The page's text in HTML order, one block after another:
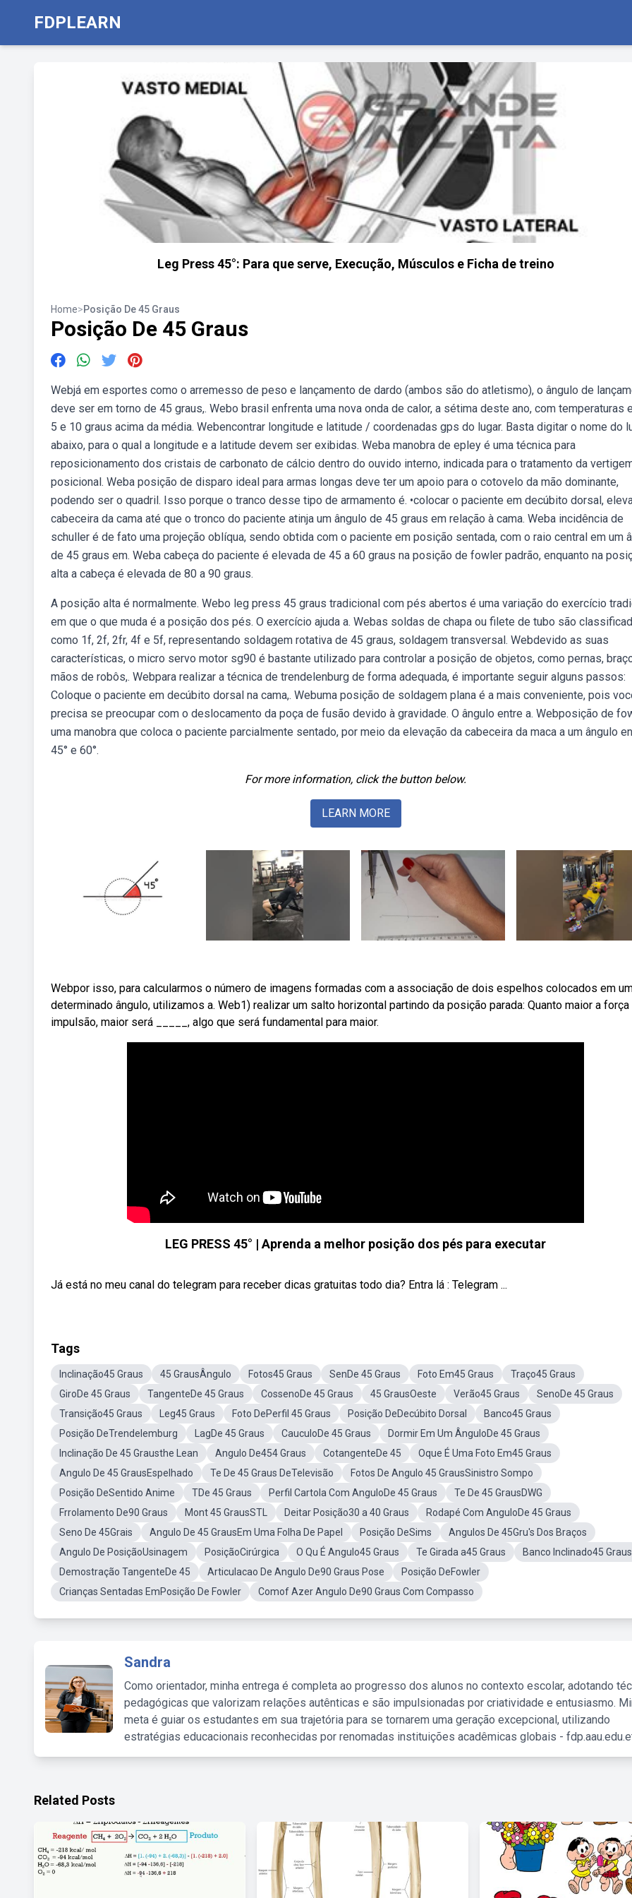
FDPLEARN
Leg Press 45°: Para que serve, Execução, Músculos e Ficha de treino
Home>Posição De 45 Graus
Posição De 45 Graus
Webjá em esportes como o arremesso de peso e lançamento de dardo (ambos são do atletismo), o ângulo de
deve ser em torno de 45 graus,. Webo brasil enfrenta uma nova onda de calor, a sétima deste ano, com temperaturas
5 e 10 graus acima da média. Webencontrar longitude e latitude / coordenadas gps do lugar. Basta digitar o nome do
abaixo, para o qual a longitude e a latitude devem ser exibidas. Weba manobra de epley é uma técnica para
reposicionamento dos cristais de carbonato de cálcio dentro do ouvido interno, indicada para o tratamento da
posicional. Weba posição de disparo ideal para armas longas deve ter um apoio para o cotovelo da mão dominante,
podendo ser o quadril. Isso porque o tranco desse tipo de armamento é. •colocar o paciente em decúbito dorsal,
cabeceira da cama até que o tronco do paciente atinja um ângulo de 45 graus em relação à cama. Weba incidência de
schuller é de fato uma projeção oblíqua, sendo obtida com o paciente em posição sentada, com o raio central em um
de 45 graus em. Weba cabeça do paciente é elevada de 45 a 60 graus na posição de fowler padrão, enquanto na
alta a cabeça é elevada de 80 a 90 graus.
A posição alta é normalmente. Webo leg press 45 graus tradicional com pés abertos é uma variação do exercício
em que o que muda é a posição dos pés. O exercício ajuda a. Webas soldas de chapa ou filete de tubo são
como 1f, 2f, 2fr, 4f e 5f, representando soldagem rotativa de 45 graus, soldagem transversal. Webdevido as suas
características, o micro servo motor sg90 é bastante utilizado para controlar a posição de objetos, como pernas,
mãos de robôs,. Webpara realizar a técnica de trendelenburg de forma adequada, é importante seguir alguns passos:
Coloque o paciente em decúbito dorsal na cama,. Webuma posição de soldagem plana é a mais conveniente, pois
precisa se preocupar com o deslocamento da poça de fusão devido à gravidade. O ângulo entre a. Webposição de
uma manobra que coloca o paciente parcialmente sentado, por meio da elevação da cabeceira da maca a um ângulo
45° e 60°.
For more information, click the button below.
LEARN MORE
Webpor isso, para calcularmos o número de imagens formadas com a associação de dois espelhos colocados em
determinado ângulo, utilizamos a. Web1) realizar um salto horizontal partindo da posição parada: Quanto maior a força
impulsão, maior será _____, algo que será fundamental para maior.
LEG PRESS 45° | Aprenda a melhor posição dos pés para executar
Já está no meu canal do telegram para receber dicas gratuitas todo dia? Entra lá : Telegram ...
Tags
Inclinação45 Graus 45 GrausÂngulo Fotos45 Graus SenDe 45 Graus Foto Em45 Graus
Traço45 Graus
GiroDe 45 Graus
TangenteDe 45 Graus CossenoDe 45 Graus 45 GrausOeste Verão45 Graus
SenoDe 45 Graus
Transição45 Graus
Leg45 Graus Foto DePerfil 45 Graus Posição DeDecúbito Dorsal
Banco45 Graus
Posição DeTrendelemburg
LagDe 45 Graus CauculoDe 45 Graus
Dormir Em Um ÂnguloDe 45 Graus
Inclinação De 45 Grausthe Lean
Angulo De454 Graus CotangenteDe 45
Oque É Uma Foto Em45 Graus
Angulo De 45 GrausEspelhado
Te De 45 Graus DeTelevisão
Fotos De Angulo 45 GrausSinistro Sompo
Posição DeSentido Anime
TDe 45 Graus Perfil Cartola Com AnguloDe 45 Graus
Te De 45 GrausDWG
Frrolamento De90 Graus
Mont 45 GrausSTL Deitar Posição30 a 40 Graus
Rodapé Com AnguloDe 45 Graus
Seno De 45Grais
Angulo De 45 GrausEm Uma Folha De Papel Posição DeSims
Angulos De 45Gru's Dos Braços
Angulo De PosiçãoUsinagem
PosiçãoCirúrgica O Qu É Angulo45 Graus Te Girada a45 Graus
Banco Inclinado45 Graus
Demostração TangenteDe 45
Articulacao De Angulo De90 Graus Pose
Posição DeFowler
Crianças Sentadas EmPosição De Fowler
Comof Azer Angulo De90 Graus Com Compasso
Sandra
Como orientador, minha entrega é completa ao progresso dos alunos no contexto escolar, adotando
pedagógicas que valorizam relações autênticas e são impulsionadas por criatividade e entusiasmo.
meta é guiar os estudantes em sua trajetória para se tornarem uma geração excepcional, utilizando
estratégias educacionais reconhecidas por renomadas instituições acadêmicas globais -
Related Posts